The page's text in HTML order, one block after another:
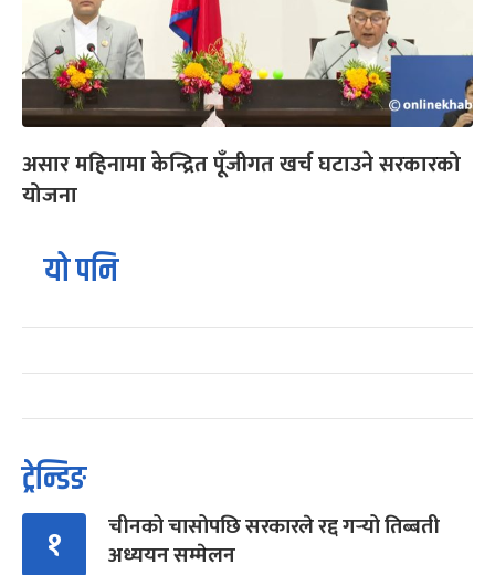
असार महिनामा केन्द्रित पूँजीगत खर्च घटाउने सरकारको
योजना
यो पनि
ट्रेन्डिङ
१
चीनको चासोपछि सरकारले रद्द गर्‍यो तिब्बती
अध्ययन सम्मेलन